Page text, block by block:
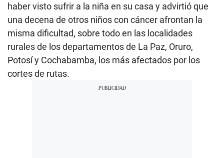
haber visto sufrir a la niña en su casa y advirtió que
una decena de otros niños con cáncer afrontan la
misma dificultad, sobre todo en las localidades
rurales de los departamentos de La Paz, Oruro,
Potosí y Cochabamba, los más afectados por los
cortes de rutas.